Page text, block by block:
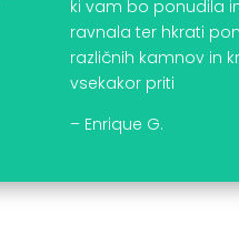
ki vam bo ponudila
ravnala ter hkrati
različnih kamnov in
vsekakor priti
– Enrique G.